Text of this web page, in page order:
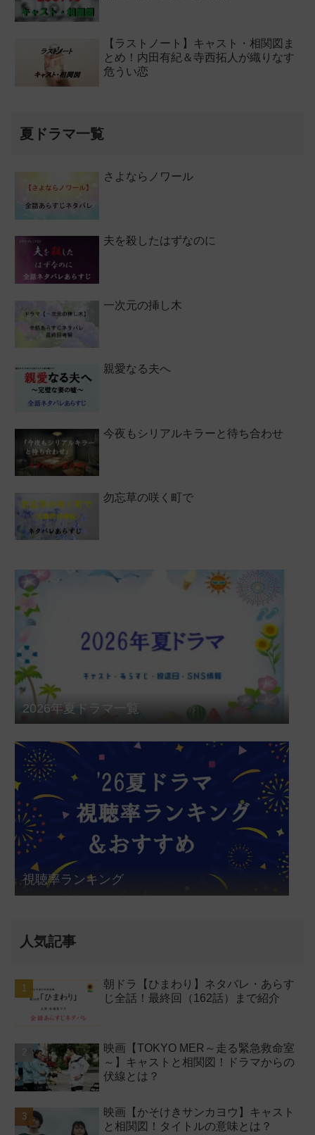
【ラストノート】キャスト・相関図ま
とめ！内田有紀＆寺西拓人が織りなす
危うい恋
夏ドラマ一覧
さよならノワール
夫を殺したはずなのに
一次元の挿し木
親愛なる夫へ
今夜もシリアルキラーと待ち合わせ
勿忘草の咲く町で
2026年夏ドラマ一覧
視聴率ランキング
人気記事
朝ドラ【ひまわり】ネタバレ・あらす
じ全話！最終回（162話）まで紹介
映画【TOKYO MER～走る緊急救命室
～】キャストと相関図！ドラマからの
伏線とは？
映画【かそけきサンカヨウ】キャスト
と相関図！タイトルの意味とは？